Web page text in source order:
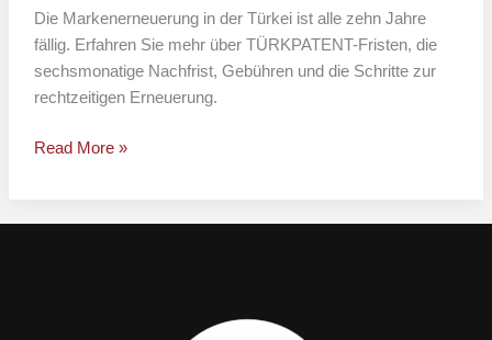
Die Markenerneuerung in der Türkei ist alle zehn Jahre
fällig. Erfahren Sie mehr über TÜRKPATENT-Fristen, die
sechsmonatige Nachfrist, Gebühren und die Schritte zur
rechtzeitigen Erneuerung.
Read More »